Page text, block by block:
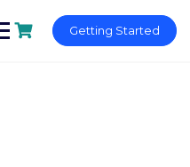
Getting Started